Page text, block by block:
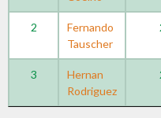
2
Fernando
Tauscher
3
Hernan
Rodriguez